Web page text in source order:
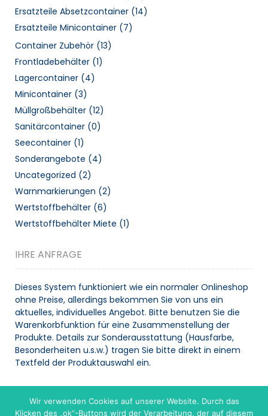
Ersatzteile Absetzcontainer (14)
Ersatzteile Minicontainer (7)
Container Zubehör (13)
Frontladebehälter (1)
Lagercontainer (4)
Minicontainer (3)
Müllgroßbehälter (12)
Sanitärcontainer (0)
Seecontainer (1)
Sonderangebote (4)
Uncategorized (2)
Warnmarkierungen (2)
Wertstoffbehälter (6)
Wertstoffbehälter Miete (1)
IHRE ANFRAGE
Dieses System funktioniert wie ein normaler Onlineshop
ohne Preise, allerdings bekommen Sie von uns ein
aktuelles, individuelles Angebot. Bitte benutzen Sie die
Warenkorbfunktion für eine Zusammenstellung der
Produkte. Details zur Sonderausstattung (Hausfarbe,
Besonderheiten u.s.w.) tragen Sie bitte direkt in einem
Textfeld der Produktauswahl ein.
WARENKORB
Wir verwenden Cookies auf unserer Website. Durch das
Klicken des „ok“-Buttons wird der Verarbeitung, der auf diesem